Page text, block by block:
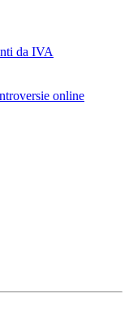
da IVA
online